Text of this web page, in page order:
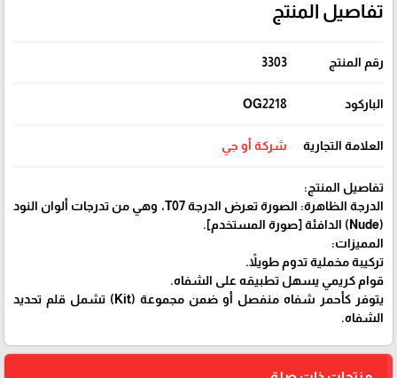
تفاصيل المنتج
رقم المنتج 3303
الباركود OG2218
العلامة التجارية شركة أو جي
تفاصيل المنتج:
الدرجة الظاهرة: الصورة تعرض الدرجة T07، وهي من تدرجات ألوان النود
(Nude) الدافئة [صورة المستخدم].
المميزات:
تركيبة مخملية تدوم طويلاً.
قوام كريمي يسهل تطبيقه على الشفاه.
يتوفر كأحمر شفاه منفصل أو ضمن مجموعة (Kit) تشمل قلم تحديد
الشفاه.